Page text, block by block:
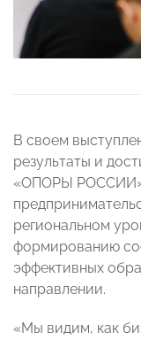
В своем
результаты и
«ОПОРЫ РОССИИ»
региональном
формированию
эффективных
направлении.
«Мы видим, как